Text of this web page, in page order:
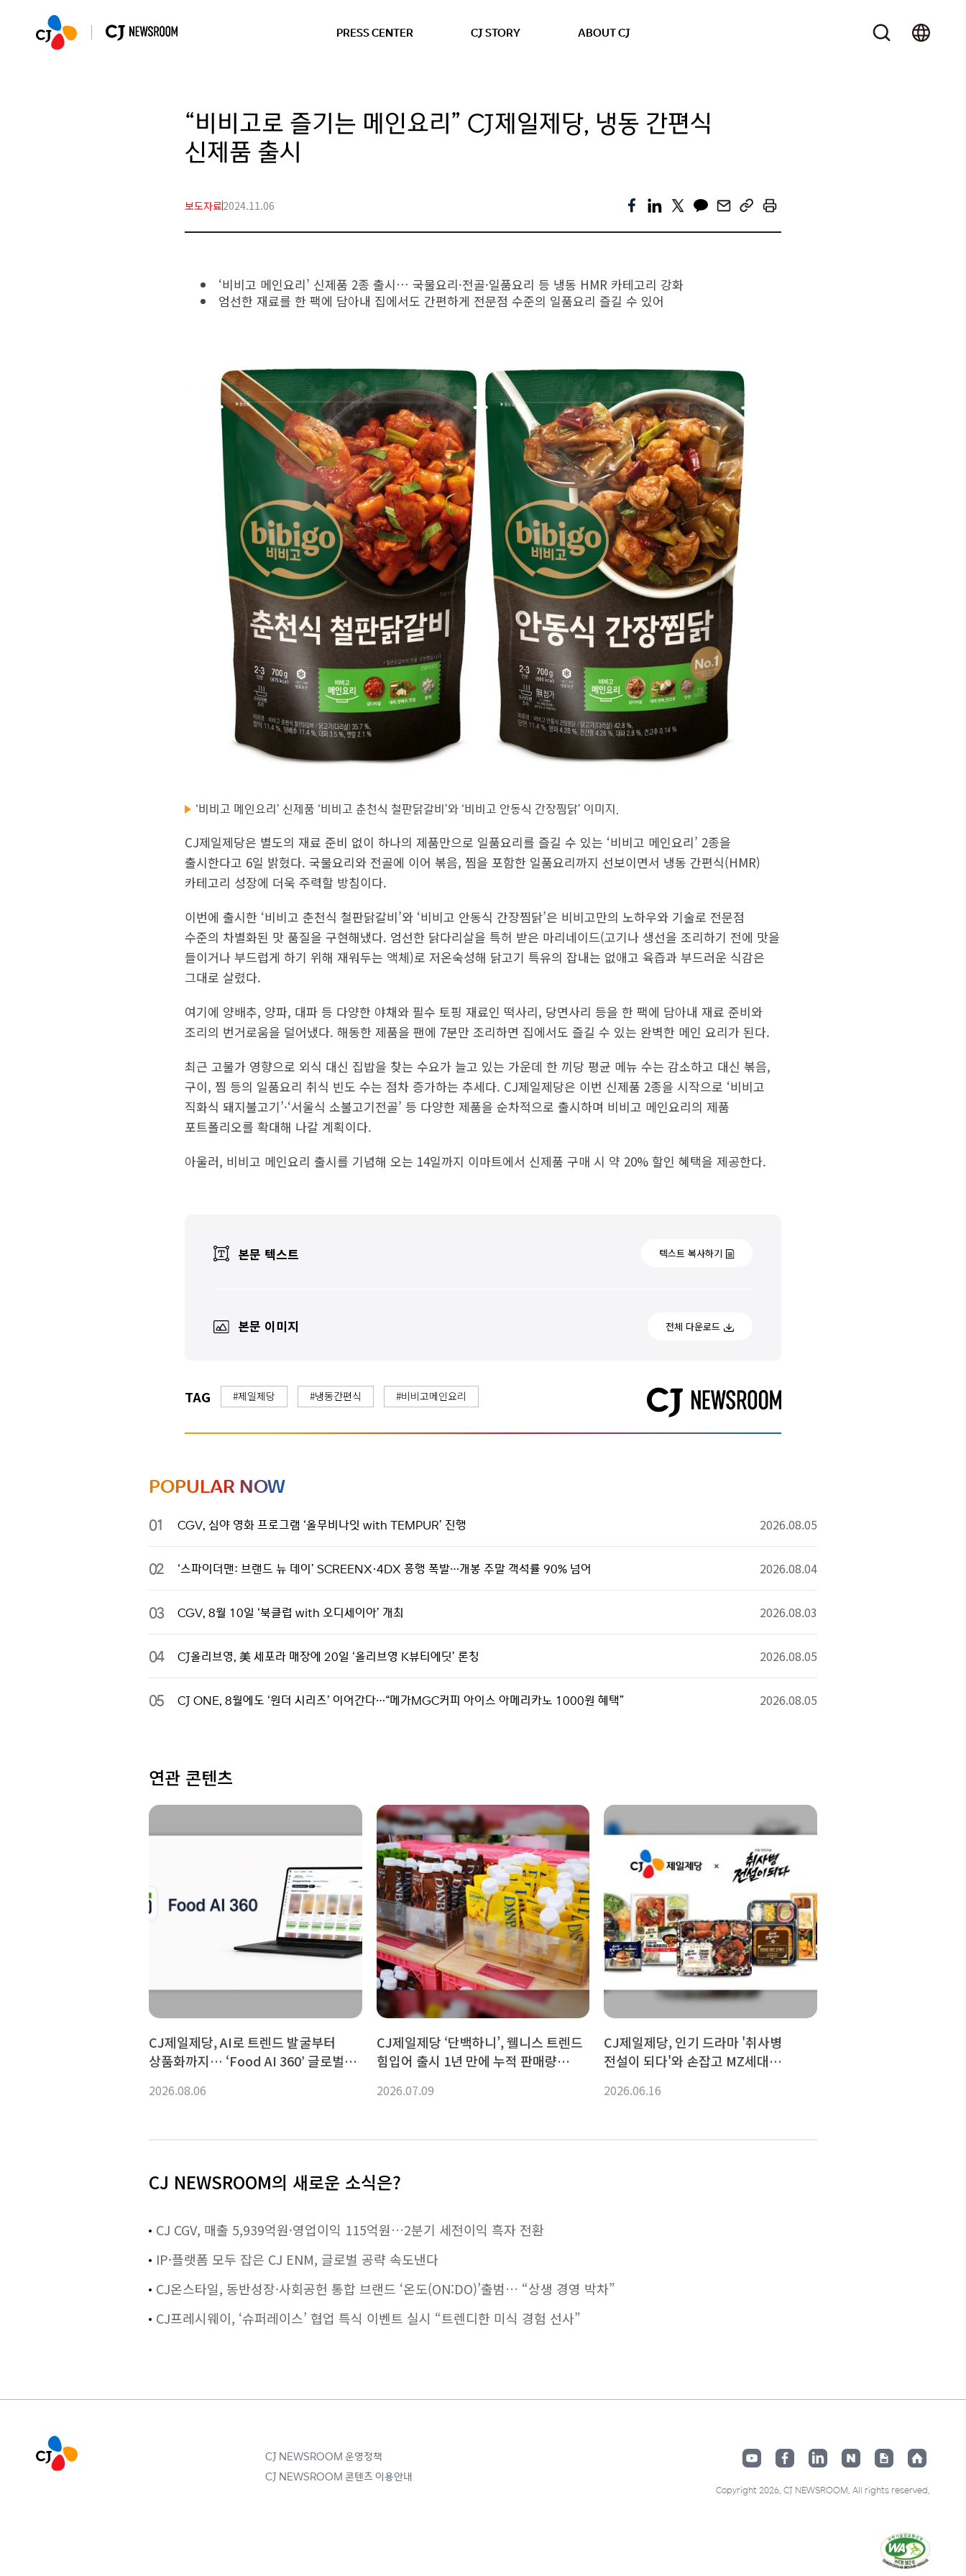
PRESS CENTER CJ STORY ABOUT CJ
“비비고로 즐기는 메인요리” CJ제일제당, 냉동 간편식
신제품 출시
보도자료2024.11.06
‘비비고 메인요리’ 신제품 2종 출시… 국물요리·전골·일품요리 등 냉동 HMR 카테고리 강화
엄선한 재료를 한 팩에 담아내 집에서도 간편하게 전문점 수준의 일품요리 즐길 수 있어
‘비비고 메인요리’ 신제품 ‘비비고 춘천식 철판닭갈비’와 ‘비비고 안동식 간장찜닭’ 이미지.
CJ제일제당은 별도의 재료 준비 없이 하나의 제품만으로 일품요리를 즐길 수 있는 ‘비비고 메인요리’ 2종을
출시한다고 6일 밝혔다. 국물요리와 전골에 이어 볶음, 찜을 포함한 일품요리까지 선보이면서 냉동 간편식(HMR)
카테고리 성장에 더욱 주력할 방침이다.
이번에 출시한 ‘비비고 춘천식 철판닭갈비’와 ‘비비고 안동식 간장찜닭’은 비비고만의 노하우와 기술로 전문점
수준의 차별화된 맛 품질을 구현해냈다. 엄선한 닭다리살을 특허 받은 마리네이드(고기나 생선을 조리하기 전에 맛을
들이거나 부드럽게 하기 위해 재워두는 액체)로 저온숙성해 닭고기 특유의 잡내는 없애고 육즙과 부드러운 식감은
그대로 살렸다.
여기에 양배추, 양파, 대파 등 다양한 야채와 필수 토핑 재료인 떡사리, 당면사리 등을 한 팩에 담아내 재료 준비와
조리의 번거로움을 덜어냈다. 해동한 제품을 팬에 7분만 조리하면 집에서도 즐길 수 있는 완벽한 메인 요리가 된다.
최근 고물가 영향으로 외식 대신 집밥을 찾는 수요가 늘고 있는 가운데 한 끼당 평균 메뉴 수는 감소하고 대신 볶음,
구이, 찜 등의 일품요리 취식 빈도 수는 점차 증가하는 추세다. CJ제일제당은 이번 신제품 2종을 시작으로 ‘비비고
직화식 돼지불고기’·‘서울식 소불고기전골’ 등 다양한 제품을 순차적으로 출시하며 비비고 메인요리의 제품
포트폴리오를 확대해 나갈 계획이다.
아울러, 비비고 메인요리 출시를 기념해 오는 14일까지 이마트에서 신제품 구매 시 약 20% 할인 혜택을 제공한다.
본문 텍스트 텍스트 복사하기
본문 이미지 전체 다운로드
TAG #제일제당 #냉동간편식 #비비고메인요리
POPULAR NOW
01 CGV, 심야 영화 프로그램 ‘올무비나잇 with TEMPUR’ 진행 2026.08.05
02 ‘스파이더맨: 브랜드 뉴 데이’ SCREENX·4DX 흥행 폭발…개봉 주말 객석률 90% 넘어 2026.08.04
03 CGV, 8월 10일 ‘북클럽 with 오디세이아’ 개최 2026.08.03
04 CJ올리브영, 美 세포라 매장에 20일 ‘올리브영 K뷰티에딧’ 론칭 2026.08.05
05 CJ ONE, 8월에도 ‘원더 시리즈’ 이어간다…“메가MGC커피 아이스 아메리카노 1000원 혜택” 2026.08.05
연관 콘텐츠
CJ제일제당, AI로 트렌드 발굴부터
상품화까지… ‘Food AI 360’ 글로벌
2026.08.06
CJ제일제당 ‘단백하니’, 웰니스 트렌드
힘입어 출시 1년 만에 누적 판매량
2026.07.09
CJ제일제당, 인기 드라마 '취사병
전설이 되다'와 손잡고 MZ세대
2026.06.16
CJ NEWSROOM의 새로운 소식은?
CJ CGV, 매출 5,939억원·영업이익 115억원…2분기 세전이익 흑자 전환
IP·플랫폼 모두 잡은 CJ ENM, 글로벌 공략 속도낸다
CJ온스타일, 동반성장·사회공헌 통합 브랜드 ‘온도(ON:DO)’출범… “상생 경영 박차”
CJ프레시웨이, ‘슈퍼레이스’ 협업 특식 이벤트 실시 “트렌디한 미식 경험 선사”
CJ NEWSROOM 운영정책
CJ NEWSROOM 콘텐츠 이용안내
Copyright 2026. CJ NEWSROOM. All rights reserved.